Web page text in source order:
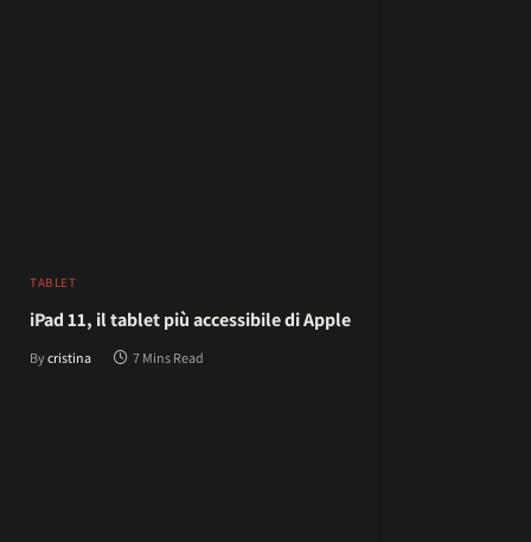
TABLET
iPad 11, il tablet più accessibile di Apple
Bycristina 7 Mins Read